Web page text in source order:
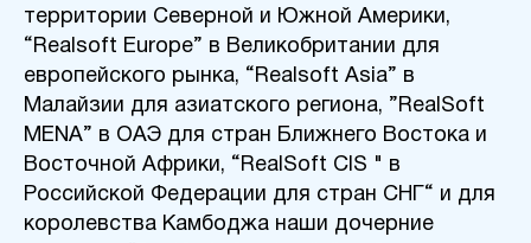
территории Северной и Южной Америки,
“Realsoft Europe” в Великобритании для
европейского рынка, “Realsoft Asia” в
Малайзии для азиатского региона, ”RealSoft
MENA” в ОАЭ для стран Ближнего Востока и
Восточной Африки, “RealSoft CIS " в
Российской Федерации для стран СНГ“ и для
королевства Камбоджа наши дочерние